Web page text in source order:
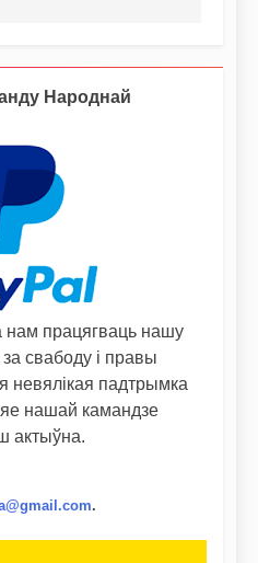
Народнай
працягваць нашу
свабоду і правы
невялікая падтрымка
нашай камандзе
актыўна.
.